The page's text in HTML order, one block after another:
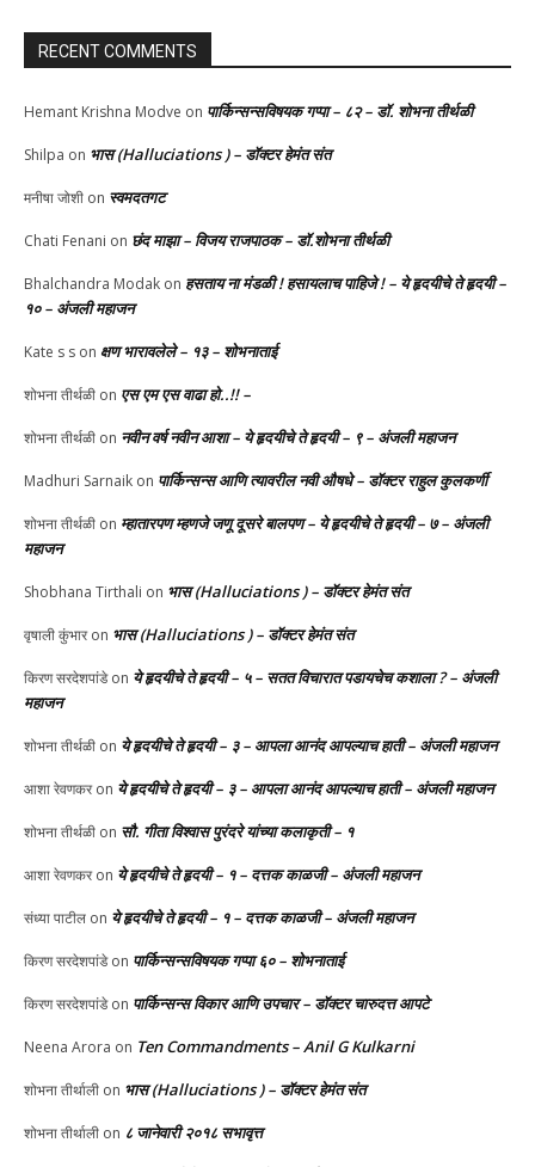
RECENT COMMENTS
Hemant Krishna Modve on पार्किन्सन्सविषयक गप्पा – ८२ – डॉ. शोभना तीर्थळी
Shilpa on भास (Halluciations ) – डॉक्टर हेमंत संत
मनीषा जोशी on स्वमदतगट
Chati Fenani on छंद माझा – विजय राजपाठक – डॉ.शोभना तीर्थळी
Bhalchandra Modak on हसताय ना मंडळी‌ ! हसायलाच पाहिजे ! – ये हृदयीचे ते हृदयी –
१० – अंजली महाजन
Kate s s on क्षण भारावलेले – १३ – शोभनाताई
शोभना तीर्थळी on एस एम एस वाढा हो..!! –
शोभना तीर्थळी on नवीन वर्ष नवीन आशा – ये हृदयीचे ते हृदयी – ९ – अंजली महाजन
Madhuri Sarnaik on पार्किन्सन्स आणि त्यावरील नवी औषधे – डॉक्टर राहुल कुलकर्णी
शोभना तीर्थळी on म्हातारपण म्हणजे जणू दूसरे बालपण – ये हृदयीचे ते हृदयी – ७ – अंजली
महाजन
Shobhana Tirthali on भास (Halluciations ) – डॉक्टर हेमंत संत
वृषाली कुंभारon भास (Halluciations ) – डॉक्टर हेमंत संत
किरण सरदेशपांडेon ये हृदयीचे ते हृदयी – ५ – सतत विचारात पडायचेच कशाला ? – अंजली
महाजन
शोभना तीर्थळी on ये हृदयीचे ते हृदयी – ३ – आपला आनंद आपल्याच हाती – अंजली महाजन
आशा रेवणकरon ये हृदयीचे ते हृदयी – ३ – आपला आनंद आपल्याच हाती – अंजली महाजन
शोभना तीर्थळी on सौ. गीता विश्वास पुरंदरे यांच्या कलाकृती – १
आशा रेवणकरon ये हृदयीचे ते हृदयी – १ – दत्तक काळजी – अंजली महाजन
संध्या पाटील on ये हृदयीचे ते हृदयी – १ – दत्तक काळजी – अंजली महाजन
किरण सरदेशपांडेon पार्किन्सन्सविषयक गप्पा ६० – शोभनाताई
किरण सरदेशपांडेon पार्किन्सन्स विकार आणि उपचार – डॉक्टर चारुदत्त आपटे
Neena Arora on Ten Commandments – Anil G Kulkarni
शोभना तीर्थाली on भास (Halluciations ) – डॉक्टर हेमंत संत
शोभना तीर्थाली on ८ जानेवारी २०१८ सभावृत्त